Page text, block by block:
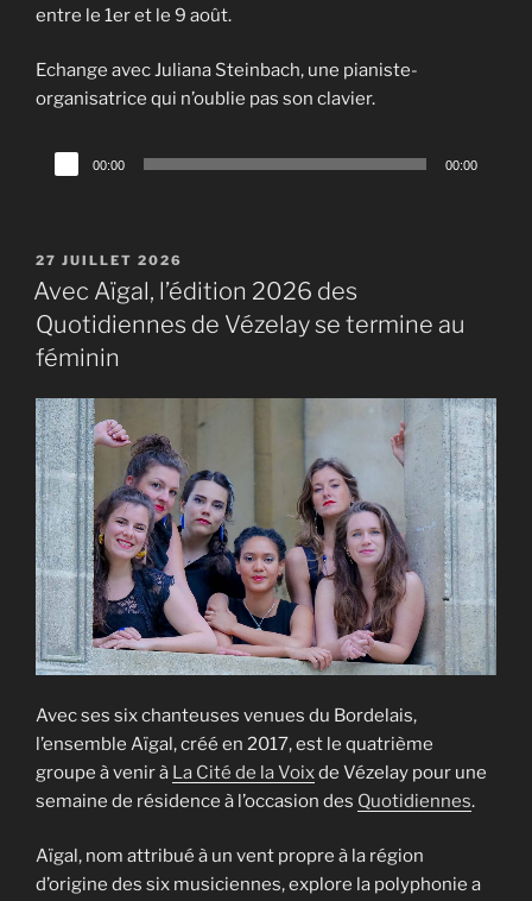
entre le 1er et le 9 août.
Echange avec Juliana Steinbach, une pianiste-
organisatrice qui n’oublie pas son clavier.
Lecteur
audio
00:00 00:00
PUBLIÉ
LE
27 JUILLET 2026
Avec Aïgal, l’édition 2026 des
Quotidiennes de Vézelay se termine au
féminin
Avec ses six chanteuses venues du Bordelais,
l’ensemble Aïgal, créé en 2017, est le quatrième
groupe à venir à La Cité de la Voixde Vézelay pour une
semaine de résidence à l’occasion des Quotidiennes.
Aïgal, nom attribué à un vent propre à la région
d’origine des six musiciennes, explore la polyphonie a